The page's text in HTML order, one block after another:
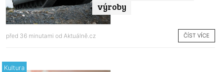
výroby
před 36 minutami od Aktuálně.cz ČÍST VÍCE
Kultura